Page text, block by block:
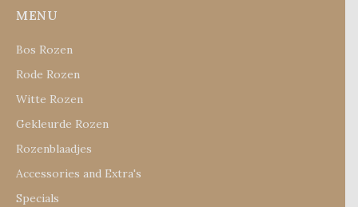
MENU
Bos Rozen
Rode Rozen
Witte Rozen
Gekleurde Rozen
Rozenblaadjes
Accessories and Extra's
Specials